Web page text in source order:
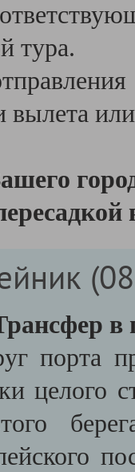
тура.
вылета
в
порта
целого